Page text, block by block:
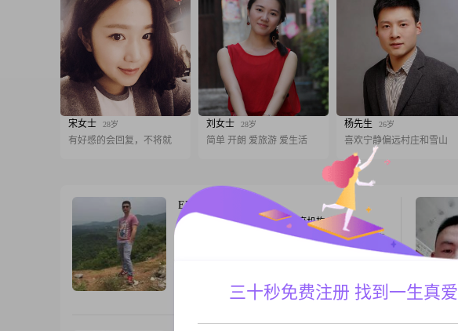
宋女士 28岁
有好感的会回复，不将就
刘女士 28岁
简单 开朗 爱旅游 爱生活
杨先生 26岁
喜欢宁静偏远村庄和雪山
ENKiN
男, 湖南怀化, 170cm, 离异, 政府机构
喜爱篮球，唱歌，跑步，骑行，真诚就好，有事商
跟TA联系
三十秒免费注册 找到一生真爱